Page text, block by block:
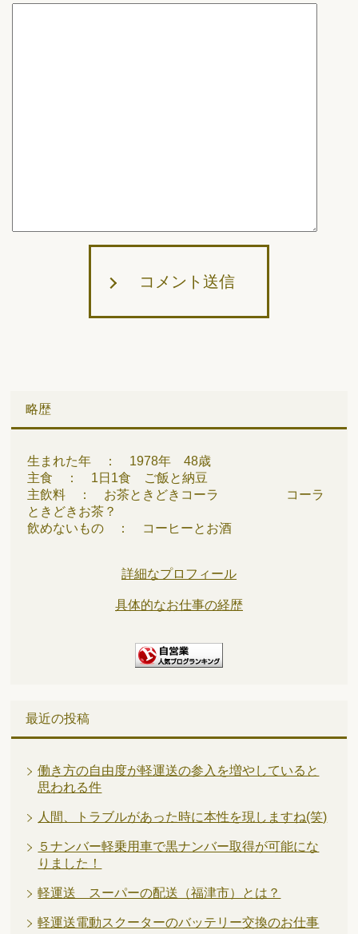
コメント送信
略歴
生まれた年 ： 1978年 48歳
主食 ： 1日1食 ご飯と納豆
主飲料 ： お茶ときどきコーラ コーラ
ときどきお茶？
飲めないもの ： コーヒーとお酒
詳細なプロフィール
具体的なお仕事の経歴
最近の投稿
働き方の自由度が軽運送の参入を増やしていると
思われる件
人間、トラブルがあった時に本性を現しますね(笑)
５ナンバー軽乗用車で黒ナンバー取得が可能にな
りました！
軽運送 スーパーの配送（福津市）とは？
軽運送電動スクーターのバッテリー交換のお仕事